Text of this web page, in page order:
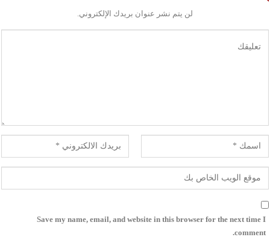
لن يتم نشر عنوان بريدك الإلكتروني.
Save my name, email, and website in this browser for the next time I
comment.